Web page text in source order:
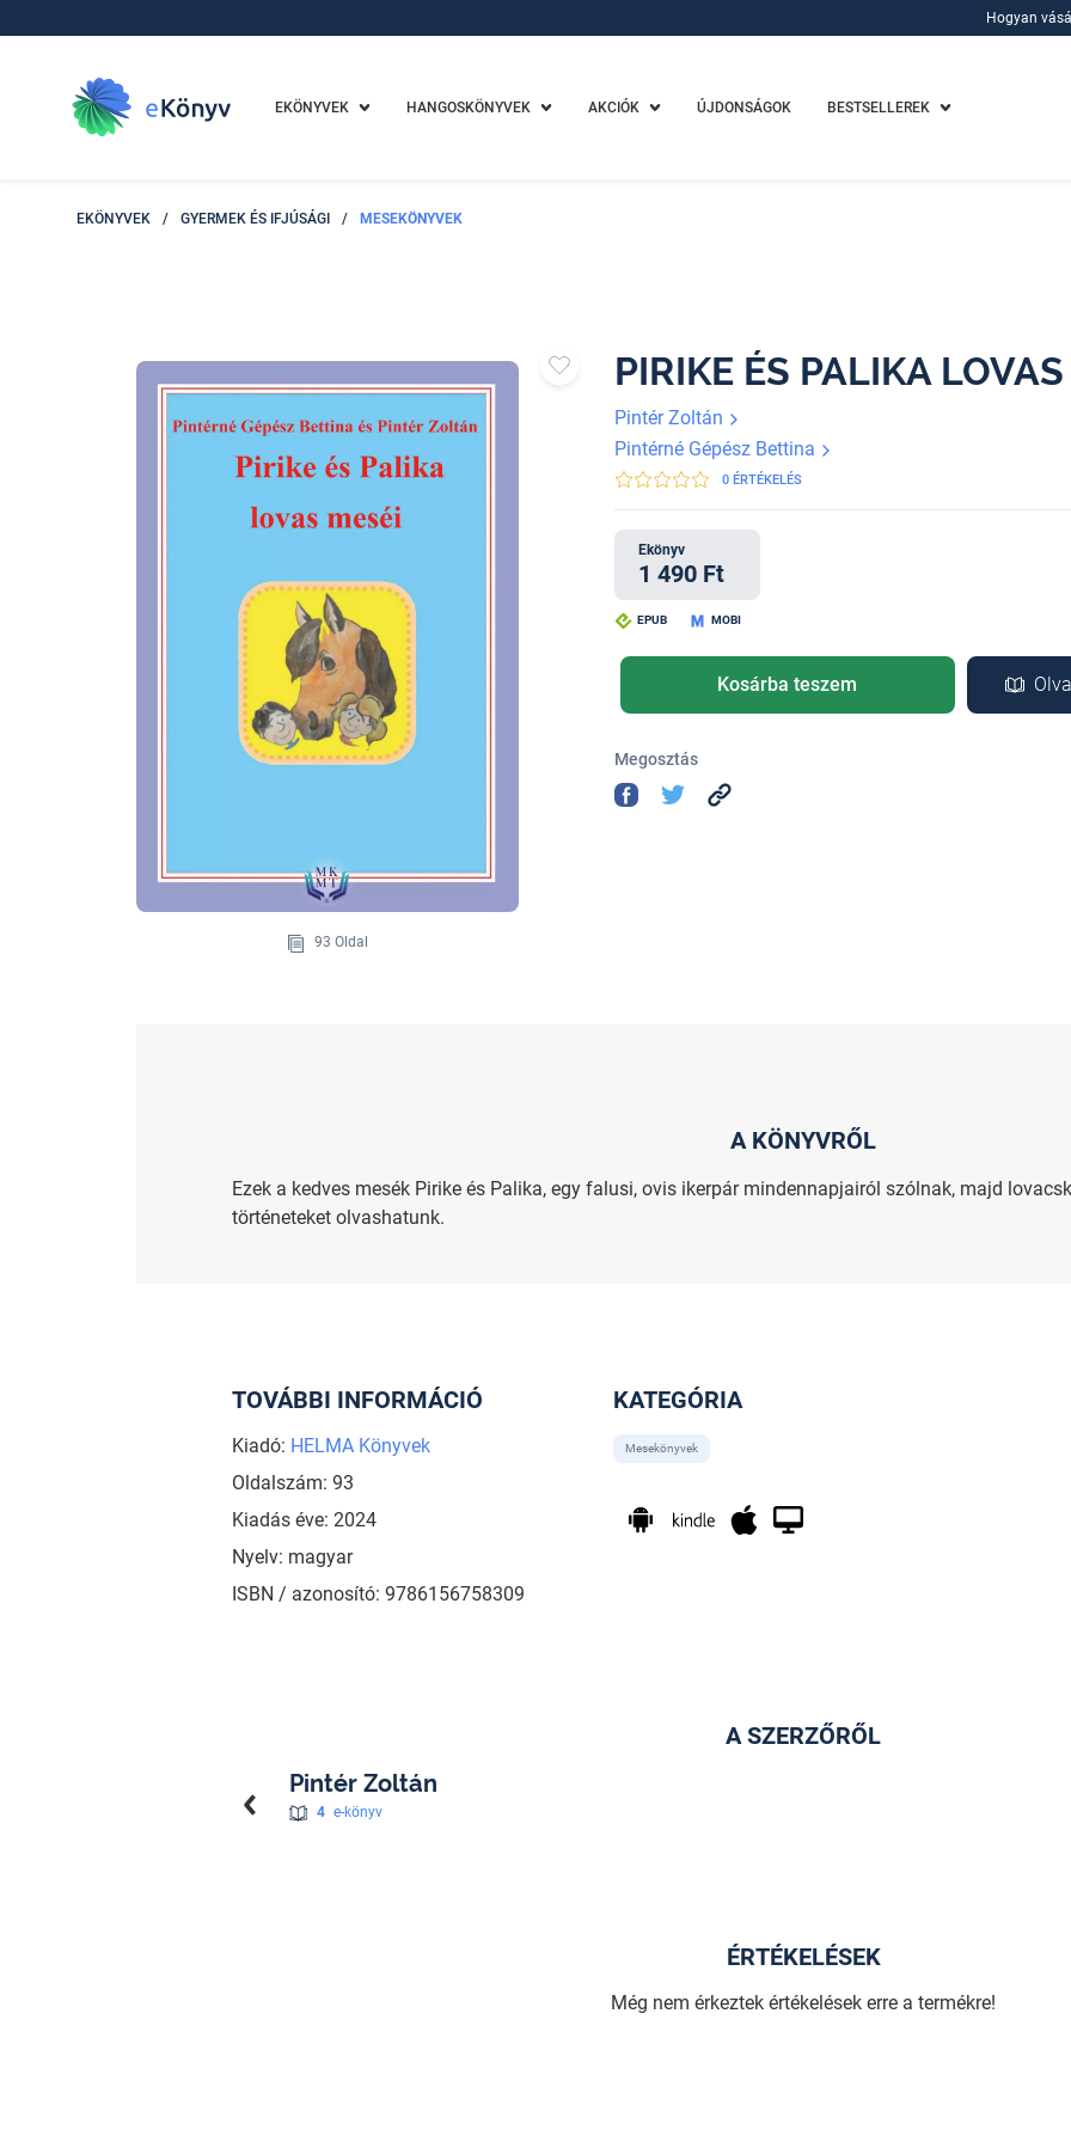
Hogyan
EKÖNYVEK HANGOSKÖNYVEK AKCIÓK ÚJDONSÁGOK BESTSELLEREK
EKÖNYVEK / GYERMEK ÉS IFJÚSÁGI / MESEKÖNYVEK
93 Oldal
PIRIKE ÉS PALIKA
Pintér Zoltán
Pintérné Gépész Bettina
0 ÉRTÉKELÉS
Ekönyv
1 490 Ft
EPUB MOBI
Kosárba teszem
Megosztás
A KÖNYVRŐL
Ezek a kedves mesék Pirike és Palika, egy falusi, ovis ikerpár mindennapjairól szólnak, majd
történeteket olvashatunk.
TOVÁBBI INFORMÁCIÓ
Kiadó: HELMA Könyvek
Oldalszám: 93
Kiadás éve: 2024
Nyelv: magyar
ISBN / azonosító: 9786156758309
KATEGÓRIA
Mesekönyvek
A SZERZŐRŐL
Pintér Zoltán
4 e-könyv
ÉRTÉKELÉSEK
Még nem érkeztek értékelések erre a termékre!